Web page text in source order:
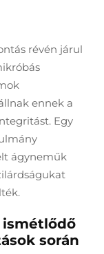
révén járul
ennek a
Egy
ágyneműk
ismétlődő
során